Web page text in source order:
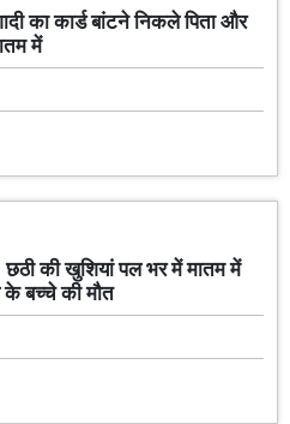
का कार्ड बांटने निकले पिता और
में
की खुशियां पल भर में मातम में
के बच्चे की मौत